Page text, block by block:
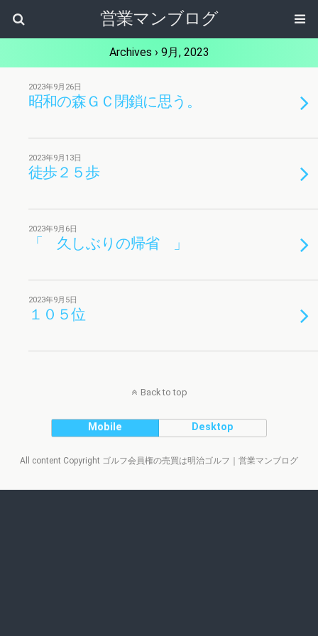
営業マンブログ
Archives › 9月, 2023
2023年9月26日
昭和の森ＧＣ閉鎖に思う。
2023年9月13日
徒歩２５歩
2023年9月6日
「 久しぶりの帰省 」
2023年9月5日
１０５位
Back to top
Mobile Desktop
All content Copyright ゴルフ会員権の売買は明治ゴルフ｜営業マンブログ